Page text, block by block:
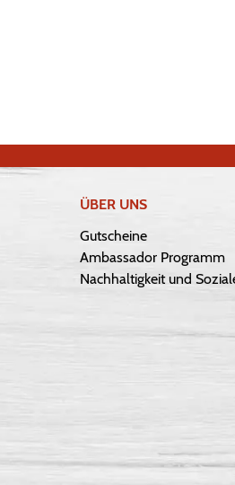
ÜBER UNS
Gutscheine
Ambassador Programm
Nachhaltigkeit und